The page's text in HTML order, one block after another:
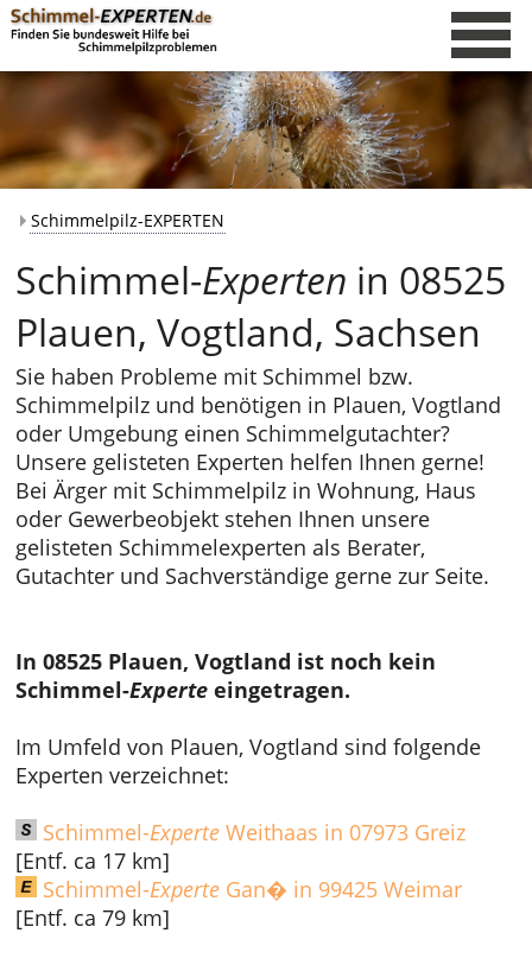
Schimmelpilz-EXPERTEN
Schimmel-Experten in 08525
Plauen, Vogtland, Sachsen
Sie haben Probleme mit Schimmel bzw.
Schimmelpilz und benötigen in Plauen, Vogtland
oder Umgebung einen Schimmelgutachter?
Unsere gelisteten Experten helfen Ihnen gerne!
Bei Ärger mit Schimmelpilz in Wohnung, Haus
oder Gewerbeobjekt stehen Ihnen unsere
gelisteten Schimmelexperten als Berater,
Gutachter und Sachverständige gerne zur Seite.
In 08525 Plauen, Vogtland ist noch kein
Schimmel-Experte eingetragen.
Im Umfeld von Plauen, Vogtland sind folgende
Experten verzeichnet:
Schimmel-Experte Weithaas in 07973 Greiz
[Entf. ca 17 km]
Schimmel-Experte Gan� in 99425 Weimar
[Entf. ca 79 km]